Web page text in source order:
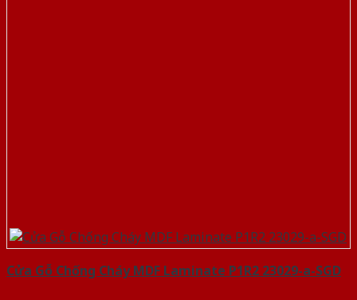
Cửa Gỗ Chống Cháy MDF Laminate P1R2 23029-a-SGD